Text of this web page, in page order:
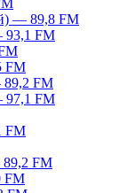
— 89,8 FM
93,1 FM
FM
89,2 FM
97,1 FM
FM
89,2 FM
FM